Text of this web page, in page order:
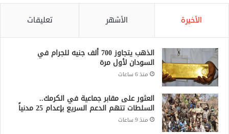
الأخيرة الأشهر تعليقات
الذهب يتجاوز 700 ألف جنيه للجرام في
السودان لأول مرة
منذ 6 ساعات
العثور على مقابر جماعية في الكرمك..
السلطات تتهم الدعم السريع بإعدام 25 مدنياً
منذ 9 ساعات